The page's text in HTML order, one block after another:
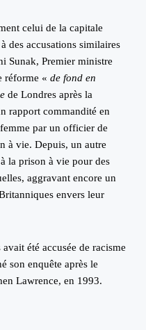
celui de la capitale
des accusations similaires
Sunak, Premier ministre
réforme « de fond en
de Londres après la
rapport commandité en
par un officier de
à vie. Depuis, un autre
la prison à vie pour des
aggravant encore un
envers leur
été accusée de racisme
son enquête après le
Lawrence, en 1993.